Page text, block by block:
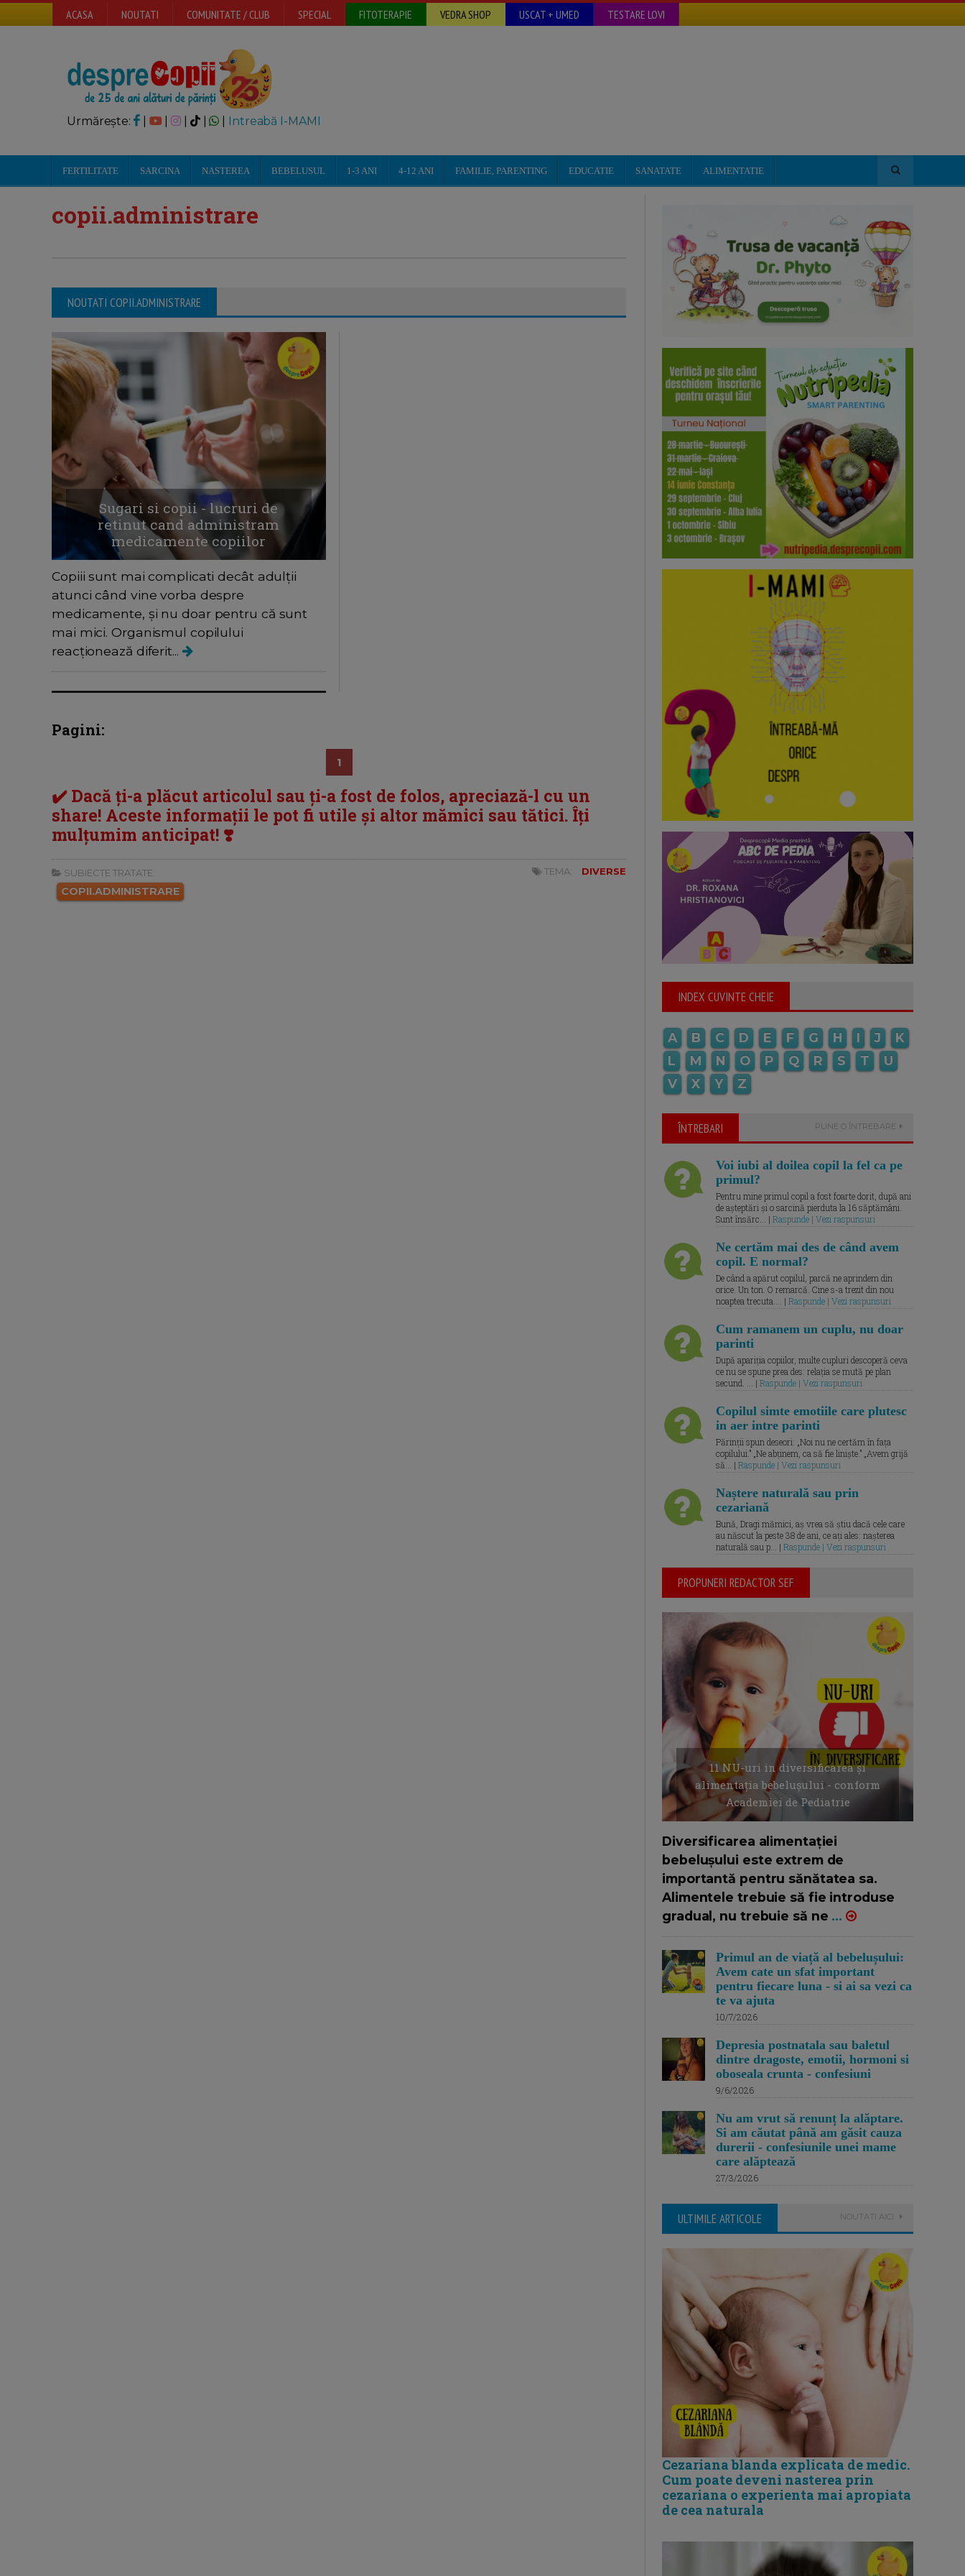
ACASA NOUTATI COMUNITATE / CLUB SPECIAL FITOTERAPIE VEDRA SHOP USCAT + UMED TESTARE LOVI
Urmărește: | | Intreabă I-MAMI
FERTILITATE SARCINA NASTEREA BEBELUSUL 1-3 ANI 4-12 ANI FAMILIE, PARENTING EDUCATIE SANATATE ALIMENTATIE
copii.administrare
NOUTATI COPII.ADMINISTRARE
Sugari si copii - lucruri de
retinut cand administram
medicamente copiilor
Copiii sunt mai complicati decât adulții
atunci când vine vorba despre
medicamente, și nu doar pentru că sunt
mai mici. Organismul copilului
reacționează diferit...
Pagini:
1
✔️ Dacă ți-a plăcut articolul sau ți-a fost de folos, apreciază-l cu un
share! Aceste informații le pot fi utile și altor mămici sau tătici. Îți
mulțumim anticipat! ❣️
SUBIECTE TRATATE:
COPII.ADMINISTRARE
TEMA: DIVERSE
INDEX CUVINTE CHEIE
A B C D E F G H I J
K
L
M N O P Q R S T
U
V
X Y Z
ÎNTREBARI PUNE O ÎNTREBARE
Voi iubi al doilea copil la fel ca pe
primul?
Pentru mine primul copil a fost foarte dorit, după ani
de așteptări și o sarcină pierduta la 16 săptămâni.
Sunt însărc... | Raspunde | Vezi raspunsuri
Ne certăm mai des de când avem
copil. E normal?
De când a apărut copilul, parcă ne aprindem din
orice. Un ton. O remarcă. Cine s-a trezit din nou
noaptea trecuta.... | Raspunde | Vezi raspunsuri
Cum ramanem un cuplu, nu doar
parinti
După apariția copiilor, multe cupluri descoperă ceva
ce nu se spune prea des: relația se mută pe plan
secund. ... | Raspunde | Vezi raspunsuri
Copilul simte emotiile care plutesc
in aer intre parinti
Părinții spun deseori: „Noi nu ne certăm în fața
copilului.” „Ne abținem, ca să fie liniște.” „Avem grijă
să... | Raspunde | Vezi raspunsuri
Naștere naturală sau prin
cezariană
Bună, Dragi mămici, aș vrea să știu dacă cele care
au născut la peste 38 de ani, ce ați ales: nașterea
naturală sau p... | Raspunde | Vezi raspunsuri
PROPUNERI REDACTOR SEF
11 NU-uri in diversificarea și
alimentația bebelușului - conform
Academiei de Pediatrie
Diversificarea alimentației
bebelușului este extrem de
importantă pentru sănătatea sa.
Alimentele trebuie să fie introduse
gradual, nu trebuie să ne ...
Primul an de viață al bebelușului:
Avem cate un sfat important
pentru fiecare luna - si ai sa vezi ca
te va ajuta
10/7/2026
Depresia postnatala sau baletul
dintre dragoste, emotii, hormoni si
oboseala crunta - confesiuni
9/6/2026
Nu am vrut să renunț la alăptare.
Si am căutat până am găsit cauza
durerii - confesiunile unei mame
care alăptează
27/3/2026
ULTIMILE ARTICOLE NOUTATI AICI
Cezariana blanda explicata de medic.
Cum poate deveni nasterea prin
cezariana o experienta mai apropiata
de cea naturala